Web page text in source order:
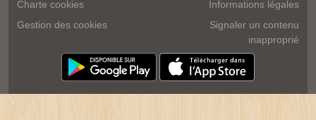
Charte cookies
Gestion des cookies
Informations légales
Signaler un contenu
inapproprié